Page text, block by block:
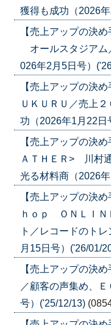
獲得も成功（2026
【売上アップの決
オールスタジアム
026年2月5日号）
【売上アップの決
ＵＫＵＲＵ／売上
功（2026年1月22日
【売上アップの決
ＡＴＨＥＲ> 川村
光る材料商（2026
【売上アップの決
ｈｏｐ ＯＮＬＩＮ
ト／レコードのト
月15日号）('26/01/
【売上アップの決
／顧客の声集め、
号）('25/12/13)